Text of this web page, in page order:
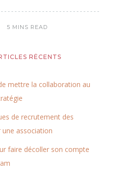
5 MINS READ
RÉCENTS
mettre la collaboration au
de recrutement des
association
faire décoller son compte